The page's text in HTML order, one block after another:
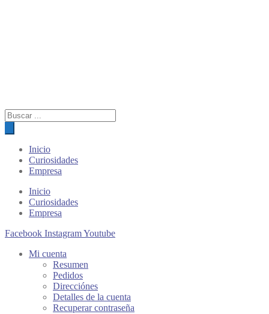
Búsqueda
de
productos
Inicio
Curiosidades
Empresa
Inicio
Curiosidades
Empresa
Facebook InstagramYoutube
Mi cuenta
Resumen
Pedidos
Direcciónes
Detalles de la cuenta
Recuperar contraseña